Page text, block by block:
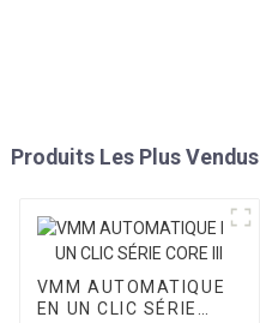
Produits Les Plus Vendus
VMM AUTOMATIQUE
EN UN CLIC SÉRIE